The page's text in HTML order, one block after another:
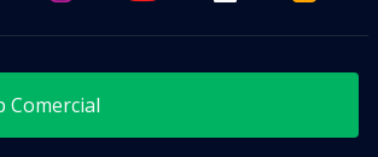
Comercial